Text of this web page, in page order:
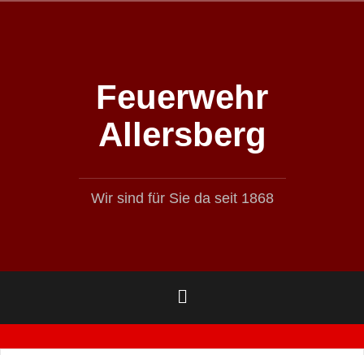
Feuerwehr
Allersberg
Wir sind für Sie da seit 1868